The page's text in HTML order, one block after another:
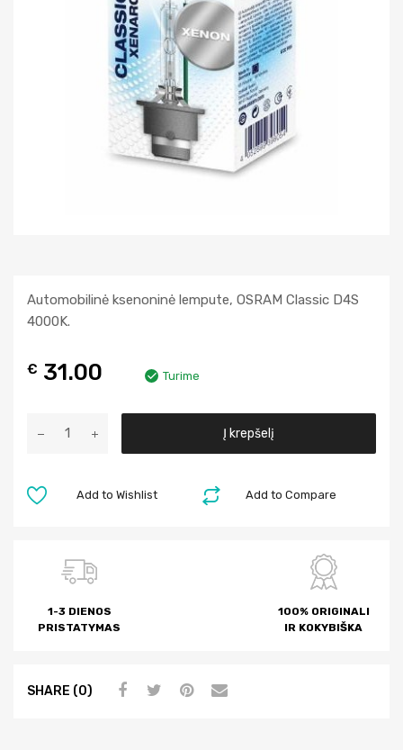
Automobilinė ksenoninė lempute, OSRAM Classic D4S
4000K.
€ 31.00 Turime
Į krepšelį
Add to Compare
Add to Wishlist
1-3 DIENOS
PRISTATYMAS
100% ORIGINALI
IR KOKYBIŠKA
SHARE (0)